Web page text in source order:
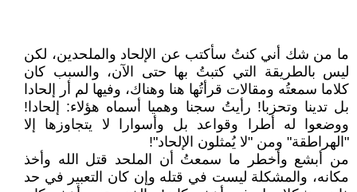
ما من شك أني كنتُ سأكتب عن الإلحاد والملحدين، لكن
ليس بالطريقة التي كتبتُ بها حتى الآن، والسبب كان
كلاما سمعتُه ومقالات قرأتُها هنا وهناك، وفيها لم أر إلحادا
بل تدينا وتحزبا! رأيتُ سجنا وهميا أسماه هؤلاء: إلحادا!
ووضعوا له أطرا وقواعد بل وأسوارا لا يتجاوزها إلا
"الهراطقة" ومن "لا يُمثلون الإلحاد"!
من أبشع وأخطر ما سمعتُ أن الملحد قتل الله وأخذ
مكانه، والمشكلة ليست في قتله وإن كان التعبير في حد